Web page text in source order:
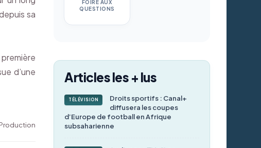
sa
d’une
FOIRE AUX
QUESTIONS
Articles les + lus
TÉLÉVISION
Droits sportifs : Canal+
diffusera les coupes
d’Europe de football en Afrique
subsaharienne